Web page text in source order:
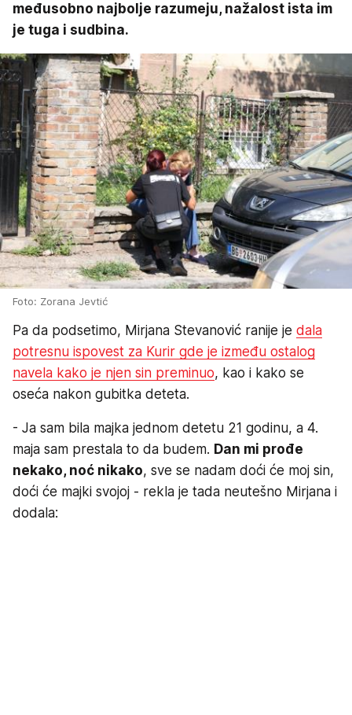
međusobno najbolje razumeju, nažalost ista im
je tuga i sudbina.
Foto: Zorana Jevtić
Pa da podsetimo, Mirjana Stevanović ranije je dala
potresnu ispovest za Kurir gde je između ostalog
navela kako je njen sin preminuo, kao i kako se
oseća nakon gubitka deteta.
- Ja sam bila majka jednom detetu 21 godinu, a 4.
maja sam prestala to da budem. Dan mi prođe
nekako, noć nikako, sve se nadam doći će moj sin,
doći će majki svojoj - rekla je tada neutešno Mirjana i
dodala: